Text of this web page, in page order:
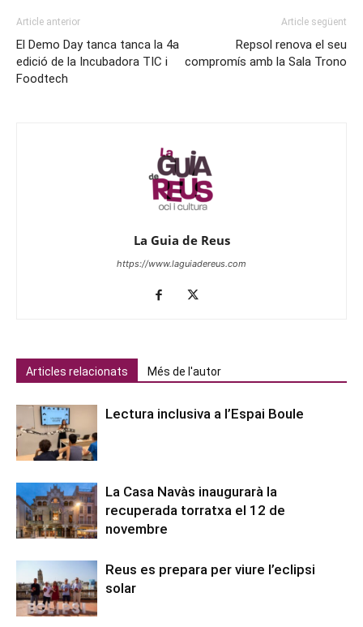
Article anterior
El Demo Day tanca tanca la 4a
edició de la Incubadora TIC i
Foodtech
Article següent
Repsol renova el seu
compromís amb la Sala Trono
La Guia de Reus
https://www.laguiadereus.com
Articles relacionats Més de l'autor
Lectura inclusiva a l’Espai Boule
La Casa Navàs inaugurarà la
recuperada torratxa el 12 de
novembre
Reus es prepara per viure l’eclipsi
solar